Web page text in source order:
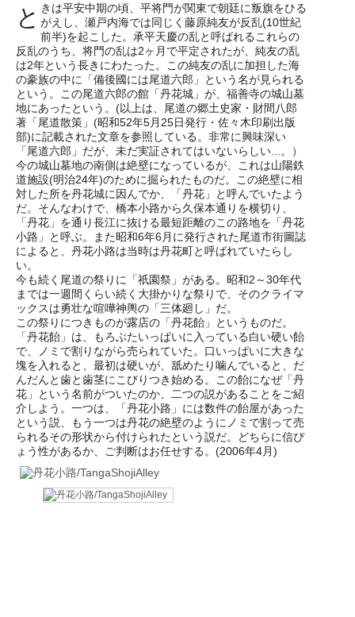
と きは平安中期の頃、平将門が関東で朝廷に叛旗をひる
がえし、瀬戸内海では同じく藤原純友が反乱(10世紀
前半)を起こした。承平天慶の乱と呼ばれるこれらの
反乱のうち、将門の乱は2ヶ月で平定されたが、純友の乱
は2年という長きにわたった。この純友の乱に加担した海
の豪族の中に「備後國には尾道六郎」という名が見られる
という。この尾道六郎の館「丹花城」が、福善寺の城山墓
地にあったという。(以上は、尾道の郷土史家・財間八郎
著「尾道散策」(昭和52年5月25日発行・佐々木印刷出版
部)に記載された文章を参照している。非常に興味深い
「尾道六郎」だが、未だ実証されてはいないらしい...。）
今の城山墓地の南側は絶壁になっているが、これは山陽鉄
道施設(明治24年)のために掘られたものだ。この絶壁に相
対した所を丹花城に因んでか、「丹花」と呼んでいたよう
だ。そんなわけで、橋本小路から久保本通りを横切り、
「丹花」を通り長江に抜ける最短距離のこの路地を「丹花
小路」と呼ぶ。また昭和6年6月に発行された尾道市街圖誌
によると、丹花小路は当時は丹花町と呼ばれていたらし
い。
今も続く尾道の祭りに「祇園祭」がある。昭和2～30年代
までは一週間くらい続く大掛かりな祭りで、そのクライマ
ックスは勇壮な喧嘩神輿の「三体廻し」だ。
この祭りにつきものが露店の「丹花飴」というものだ。
「丹花飴」は、もろぶたいっぱいに入っている白い硬い飴
で、ノミで割りながら売られていた。口いっぱいに大きな
塊を入れると、最初は硬いが、舐めたり噛んでいると、だ
んだんと歯と歯茎にこびりつき始める。この飴になぜ「丹
花」という名前がついたのか、二つの説があることをご紹
介しよう。一つは、「丹花小路」には数件の飴屋があった
という説、もう一つは丹花の絶壁のようにノミで割って売
られるその形状から付けられたという説だ。どちらに信ぴ
ょう性があるか、ご判断はお任せする。(2006年4月)